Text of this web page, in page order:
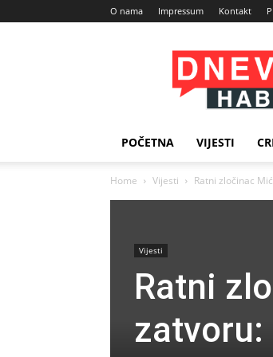
O nama Impressum Kontakt
Haber
POČETNA VIJESTI
Home Vijesti Ratni zločinac
Vijesti
Ratni